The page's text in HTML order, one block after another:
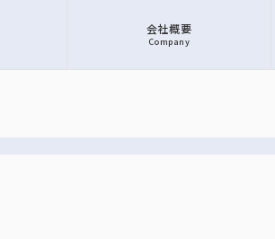
会社概要
Company